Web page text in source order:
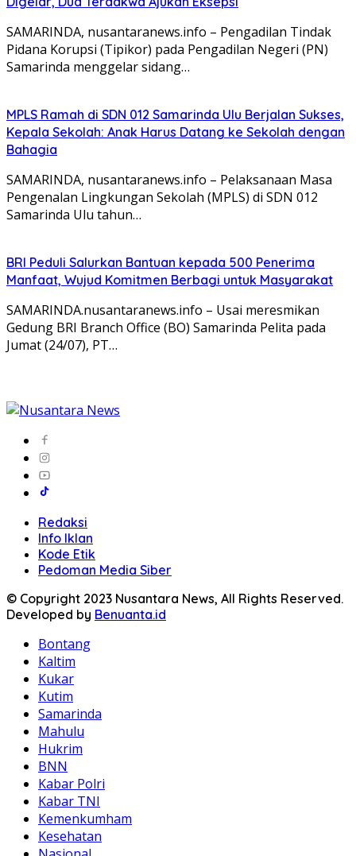
SAMARINDA, nusantaranews.info – Pengadilan Tindak
Pidana Korupsi (Tipikor) pada Pengadilan Negeri (PN)
Samarinda menggelar sidang…
MPLS Ramah di SDN 012 Samarinda Ulu Berjalan Sukses,
Kepala Sekolah: Anak Harus Datang ke Sekolah dengan
Bahagia
SAMARINDA, nusantaranews.info – Pelaksanaan Masa
Pengenalan Lingkungan Sekolah (MPLS) di SDN 012
Samarinda Ulu tahun…
BRI Peduli Salurkan Bantuan kepada 500 Penerima
Manfaat, Wujud Komitmen Berbagi untuk Masyarakat
SAMARINDA.nusantaranews.info – Usai meresmikan
Gedung BRI Branch Office (BO) Samarinda Pelita pada
Jumat (24/07), PT…
Redaksi
Info Iklan
Kode Etik
Pedoman Media Siber
© Copyright 2023 Nusantara News, All Rights Reserved.
Developed by Benuanta.id
Bontang
Kaltim
Kukar
Kutim
Samarinda
Mahulu
Hukrim
BNN
Kabar Polri
Kabar TNI
Kemenkumham
Kesehatan